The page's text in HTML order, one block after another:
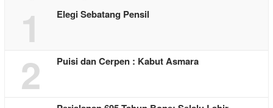
1 Elegi Sebatang Pensil
2 Puisi dan Cerpen : Kabut Asmara